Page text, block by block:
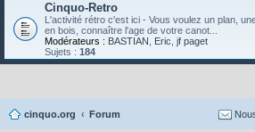
Cinquo-Retro
L'activité rétro c'est ici - Vous voulez un plan,
en bois, connaître l'age de votre canot...
Modérateurs : BASTIAN Eric jf paget
Sujets : 184
cinquo.org Forum